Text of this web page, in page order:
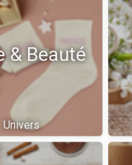
& Beauté
Univers